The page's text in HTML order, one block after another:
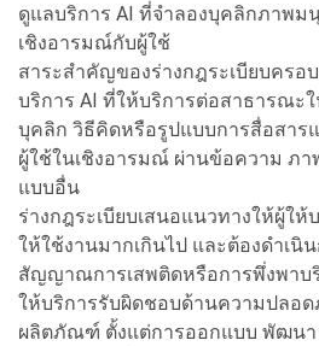
ดูแลบริการ AI ที่จำลองบุคลิกภาพ
เชิงอารมณ์กับผู้ใช้
สาระสำคัญของร่างกฎระเบียบคร
บริการ AI ที่ให้บริการต่อสาธารณะ
บุคลิก วิธีคิดหรือรูปแบบการสื่อสาร
ผู้ใช้ในเชิงอารมณ์ ผ่านข้อความ ภา
แบบอื่น
ร่างกฎระเบียบเสนอแนวทางให้ผู้ให้
ให้ใช้งานมากเกินไป และต้องดำเนิ
สัญญาณการเสพติดหรือการพึ่งพาบ
ให้บริการรับผิดชอบด้านความปลอ
ผลิตภัณฑ์ ตั้งแต่การออกแบบ พัฒนา